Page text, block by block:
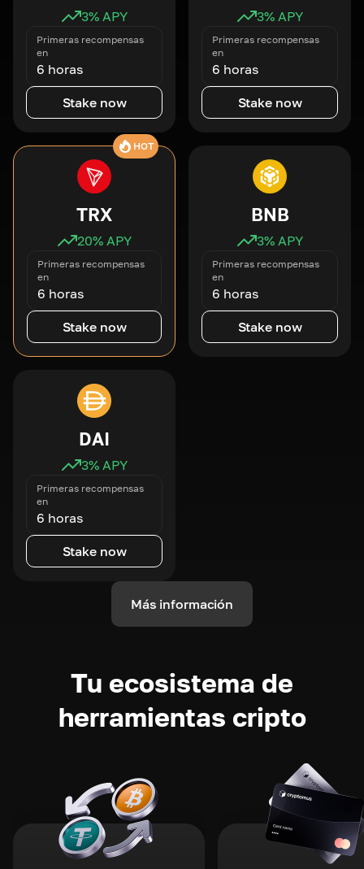
3% APY
Primeras recompensas
en
6 horas
Stake now
3% APY
Primeras recompensas
en
6 horas
Stake now
HOT
TRX
20% APY
Primeras recompensas
en
6 horas
Stake now
BNB
3% APY
Primeras recompensas
en
6 horas
Stake now
DAI
3% APY
Primeras recompensas
en
6 horas
Stake now
Más información
Tu ecosistema de
herramientas cripto